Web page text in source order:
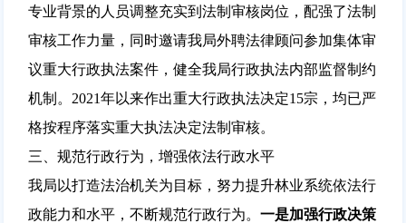
专业背景的人员调整充实到法制审核岗位，配强了法制
审核工作力量，同时邀请我局外聘法律顾问参加集体审
议重大行政执法案件，健全我局行政执法内部监督制约
机制。2021年以来作出重大行政执法决定15宗，均已严
格按程序落实重大执法决定法制审核。
三、规范行政行为，增强依法行政水平
我局以打造法治机关为目标，努力提升林业系统依法行
政能力和水平，不断规范行政行为。 一是加强行政决策